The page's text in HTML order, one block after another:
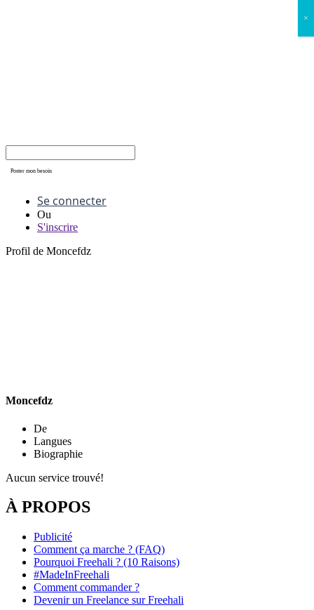
Poster mon besoin
Se connecter
Ou
S'inscrire
Profil de Moncefdz
Moncefdz
De
Langues
Biographie
Aucun service trouvé!
À PROPOS
Publicité
Comment ça marche ? (FAQ)
Pourquoi Freehali ? (10 Raisons)
#MadeInFreehali
Comment commander ?
Devenir un Freelance sur Freehali
×